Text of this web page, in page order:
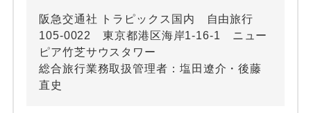
阪急交通社 トラピックス国内 自由旅行
105-0022 東京都港区海岸1-16-1 ニュー
ピア竹芝サウスタワー
総合旅行業務取扱管理者：塩田遼介・後藤
直史